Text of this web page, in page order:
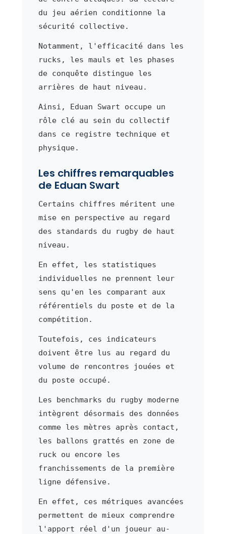
du jeu aérien conditionne la
sécurité collective.
Notamment, l'efficacité dans les
rucks, les mauls et les phases
de conquête distingue les
arrières de haut niveau.
Ainsi, Eduan Swart occupe un
rôle clé au sein du collectif
dans ce registre technique et
physique.
Les chiffres remarquables
de Eduan Swart
Certains chiffres méritent une
mise en perspective au regard
des standards du rugby de haut
niveau.
En effet, les statistiques
individuelles ne prennent leur
sens qu'en les comparant aux
référentiels du poste et de la
compétition.
Toutefois, ces indicateurs
doivent être lus au regard du
volume de rencontres jouées et
du poste occupé.
Les benchmarks du rugby moderne
intègrent désormais des données
comme les mètres après contact,
les ballons grattés en zone de
ruck ou encore les
franchissements de la première
ligne défensive.
En effet, ces métriques avancées
permettent de mieux comprendre
l'apport réel d'un joueur au-